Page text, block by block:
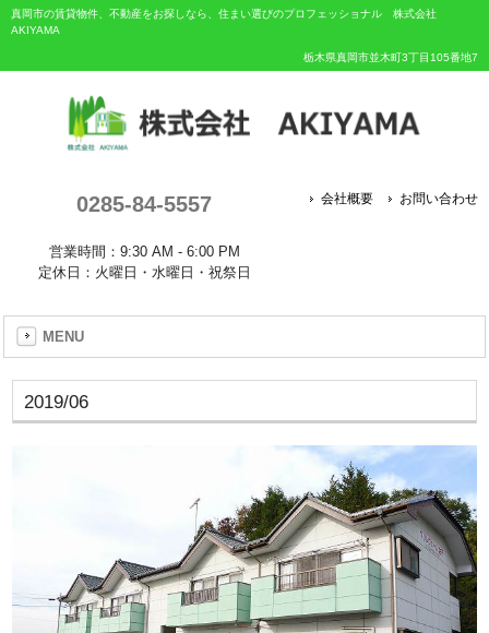
真岡市の賃貸物件、不動産をお探しなら、住まい選びのプロフェッショナル 株式会社
AKIYAMA
栃木県真岡市並木町3丁目105番地7
0285-84-5557
営業時間：9:30 AM - 6:00 PM
定休日：火曜日・水曜日・祝祭日
会社概要 お問い合わせ
MENU
2019/06